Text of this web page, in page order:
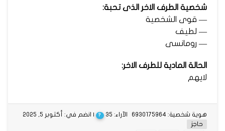
شخصية الطرف الاخر الذى تحبة:
— قوى الشخصية
— لطيف
— رومانسى
الحالة المادية للطرف الاخر:
لايهم
الآراء: 35 ? | انضم في: أكتوبر 5, 2025
هوية شخصية: 6930175964
حاجز